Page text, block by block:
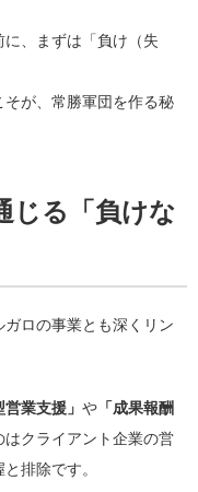
、まずは「負け（失
が、常勝軍団を作る秘
じる「負けな
ロの事業とも深くリン
業支援」 や 「成果報酬
クライアント企業の営
排除です。